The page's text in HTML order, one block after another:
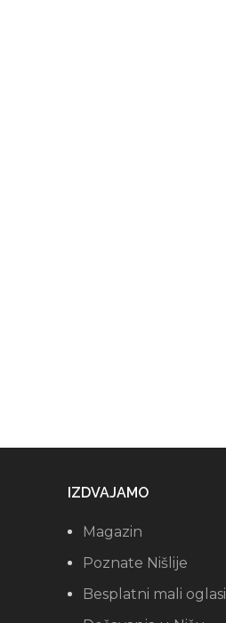
IZDVAJAMO
Magazin
Poznate Nišlije
Besplatni mali oglasi